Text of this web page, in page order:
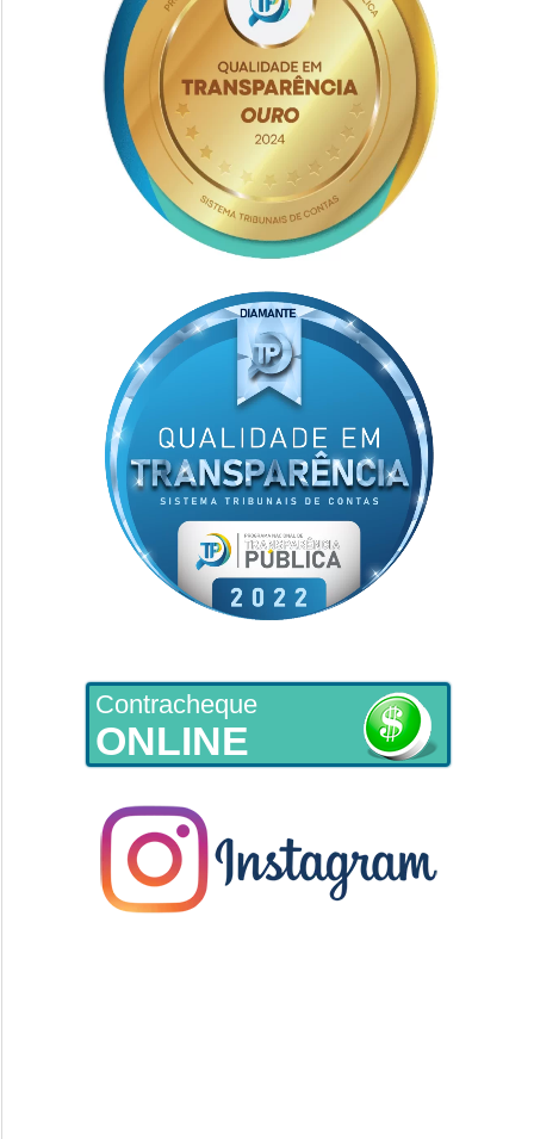
Contracheque
ONLINE